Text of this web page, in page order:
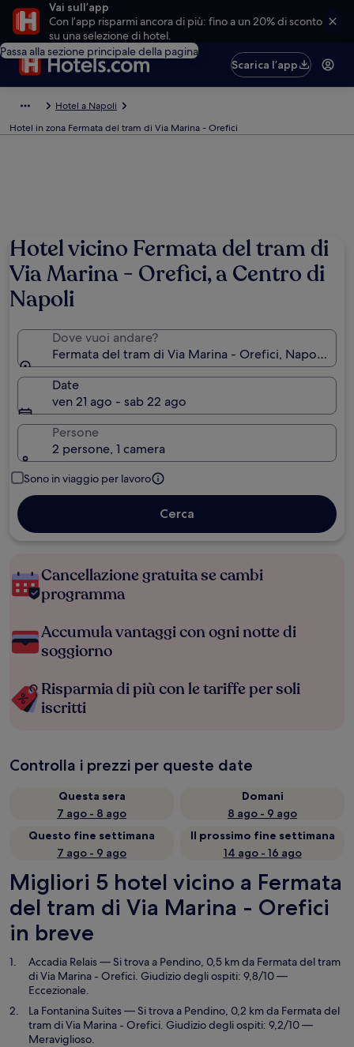
Vai sull’app
Con l’app risparmi ancora di più: fino a un 20% di sconto
su una selezione di hotel.
Passa alla sezione principale della pagina
Scarica l’app
Hotel a Napoli
Hotel in zona Fermata del tram di Via Marina - Orefici
Hotel vicino Fermata del tram di
Via Marina - Orefici, a Centro di
Napoli
Dove vuoi andare?
Fermata del tram di Via Marina - Orefici, Napoli,
Date
ven 21 ago - sab 22 ago
Persone
2 persone, 1 camera
Sono in viaggio per lavoro
Cerca
Cancellazione gratuita se cambi
programma
Accumula vantaggi con ogni notte di
soggiorno
Risparmia di più con le tariffe per soli
iscritti
Controlla i prezzi per queste date
Questa sera
7 ago - 8 ago
Domani
8 ago - 9 ago
Questo fine settimana
7 ago - 9 ago
Il prossimo fine settimana
14 ago - 16 ago
Migliori 5 hotel vicino a Fermata
del tram di Via Marina - Orefici
in breve
Accadia Relais— Si trova a Pendino, 0,5 km da Fermata del tram
di Via Marina - Orefici. Giudizio degli ospiti: 9,8/10 —
Eccezionale.
La Fontanina Suites— Si trova a Pendino, 0,2 km da Fermata del
tram di Via Marina - Orefici. Giudizio degli ospiti: 9,2/10 —
Meraviglioso.